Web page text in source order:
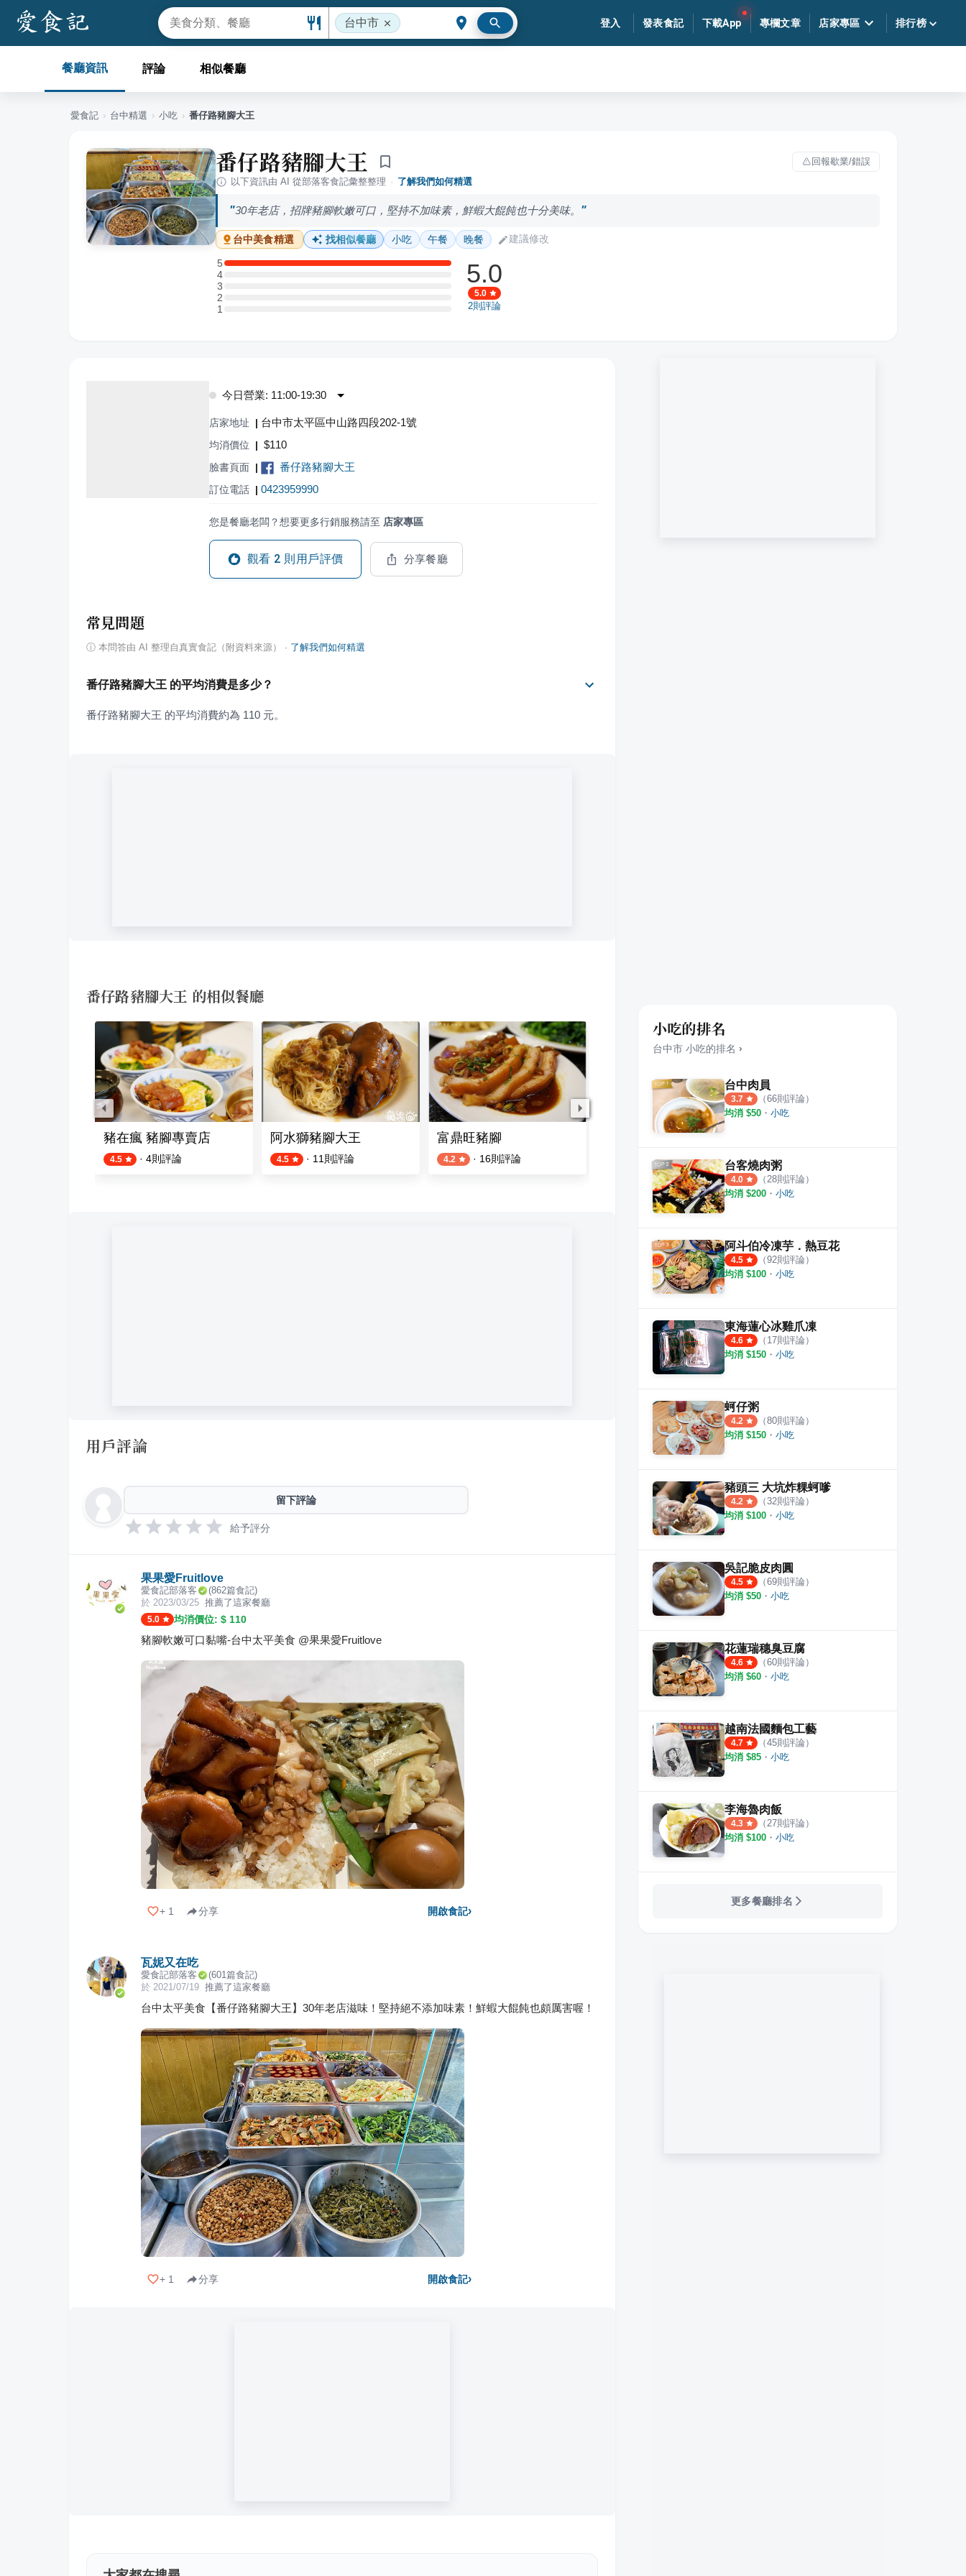
台中市 登入 發表食記 下載App 專欄文章 店家專區 排行榜
餐廳資訊 評論 相似餐廳
愛食記 › 台中精選 › 小吃 › 番仔路豬腳大王
番仔路豬腳大王
回報歇業/錯誤
以下資訊由 AI 從部落客食記彙整整理 · 了解我們如何精選
30年老店，招牌豬腳軟嫩可口，堅持不加味素，鮮蝦大餛飩也十分美味。
台中美食精選 找相似餐廳 小吃 午餐 晚餐 建議修改
5
5 星：1 則評論
4
4 星：0 則評論
3
3 星：0 則評論
2
2 星：0 則評論
11 星：0 則評論
5.0
5.0
2則評論
今日營業: 11:00-19:30
店家地址 | 台中市太平區中山路四段202-1號
均消價位 | $110
臉書頁面 | 番仔路豬腳大王
訂位電話 | 0423959990
您是餐廳老闆？想要更多行銷服務請至 店家專區
觀看 2 則用戶評價 分享餐廳
常見問題
ⓘ 本問答由 AI 整理自真實食記（附資料來源） · 了解我們如何精選
番仔路豬腳大王 的平均消費是多少？
番仔路豬腳大王 的平均消費約為 110 元。
番仔路豬腳大王 的相似餐廳
豬在瘋 豬腳專賣店
4.5 · 4則評論
阿水獅豬腳大王
4.5 · 11 則評論
富鼎旺豬腳
4.2 · 16則評論 42則評論 4.5
用戶評論
留下評論
給予評分
果果愛Fruitlove
愛食記部落客 (862篇食記)
於 2023/03/25 推薦了這家餐廳
5.0 均消價位: $ 110
豬腳軟嫩可口黏嘴-台中太平美食 @果果愛Fruitlove
+ 1 分享 開啟食記›
瓦妮又在吃
愛食記部落客 (601篇食記)
於 2021/07/19 推薦了這家餐廳
台中太平美食【番仔路豬腳大王】30年老店滋味！堅持絕不添加味素！鮮蝦大餛飩也頗厲害喔！
+ 1 分享 開啟食記›
小吃的排名
台中市 小吃的排名 ›
台中肉員
3.7 （66則評論）
均消 $50 ・ 小吃
台客燒肉粥
4.0 （ 28則評論）
均消 $200 ・ 小吃
阿斗伯冷凍芋．熱豆花
4.5 （92則評論）
均消 $100 ・ 小吃
東海蓮心冰雞爪凍
4.6 （ 17則評論）
均消 $150 ・ 小吃
蚵仔粥
4.2 （80則評論）
均消 $150 ・ 小吃
豬頭三 大坑炸粿蚵嗲
4.2 （32則評論）
均消 $100 ・ 小吃
吳記脆皮肉圓
4.5 （69則評論）
均消 $50 ・ 小吃
花蓮瑞穗臭豆腐
4.6 （60則評論）
均消 $60 ・ 小吃
越南法國麵包工藝
4.7 （45則評論）
均消 $85 ・ 小吃
李海魯肉飯
4.3 （ 27則評論）
均消 $100 ・ 小吃
更多餐廳排名